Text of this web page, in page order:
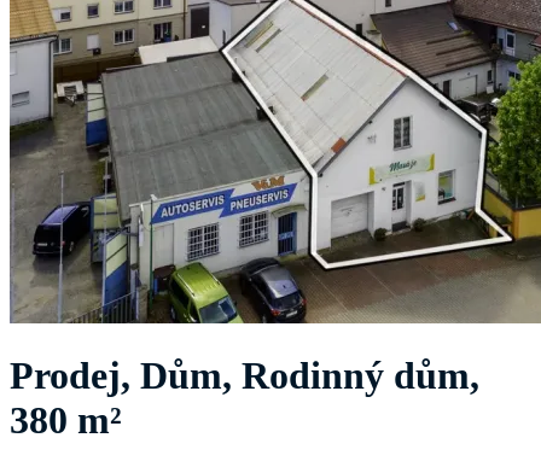
Prodej, Dům, Rodinný dům,
380 m²